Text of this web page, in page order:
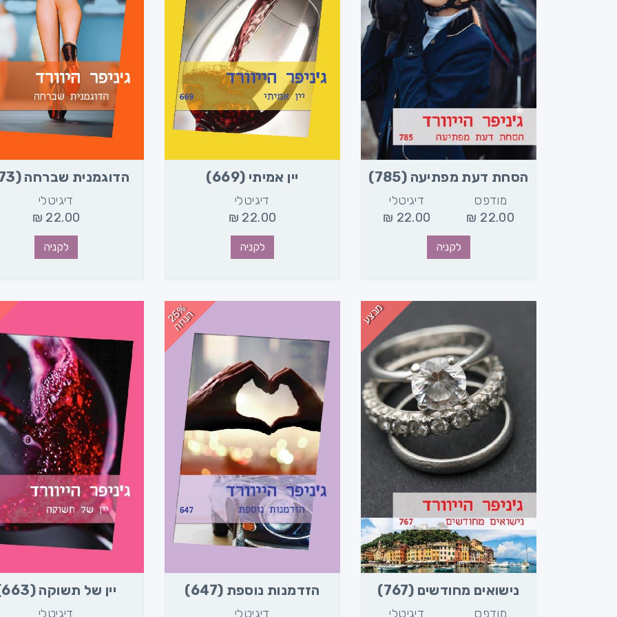
הסחת דעת מפתיעה (785)
מודפס
22.00
₪
דיגיטלי
22.00
₪
לקניה
יין אמיתי (669)
דיגיטלי
22.00
₪
לקניה
הדוגמנית שברחה (673)
דיגיטלי
22.00
₪
לקניה
מבצע
נישואים מחודשים (767)
מודפס
דיגיטלי
2
5
%
ה
נ
ח
ה
הזדמנות נוספת (647)
דיגיטלי
יין של תשוקה (663)
דיגיטלי